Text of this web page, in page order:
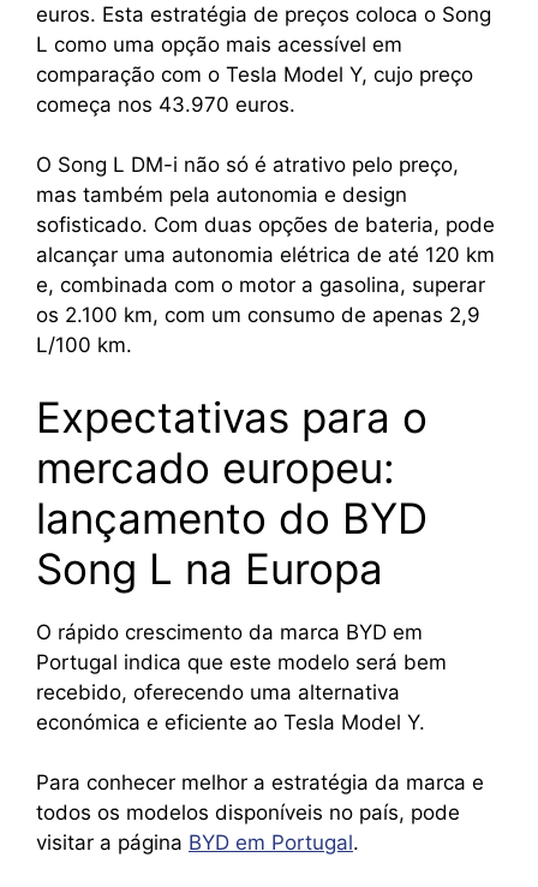
euros. Esta estratégia de preços coloca o Song
L como uma opção mais acessível em
comparação com o Tesla Model Y, cujo preço
começa nos 43.970 euros.
O Song L DM-i não só é atrativo pelo preço,
mas também pela autonomia e design
sofisticado. Com duas opções de bateria, pode
alcançar uma autonomia elétrica de até 120 km
e, combinada com o motor a gasolina, superar
os 2.100 km, com um consumo de apenas 2,9
L/100 km.
Expectativas para o
mercado europeu:
lançamento do BYD
Song L na Europa
O rápido crescimento da marca BYD em
Portugal indica que este modelo será bem
recebido, oferecendo uma alternativa
económica e eficiente ao Tesla Model Y.
Para conhecer melhor a estratégia da marca e
todos os modelos disponíveis no país, pode
visitar a página BYD em Portugal.